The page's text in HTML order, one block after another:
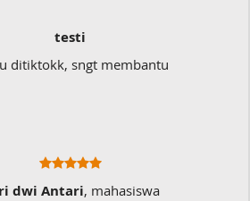
testi
ditiktokk, sngt membantu
dwi Antari, mahasiswa